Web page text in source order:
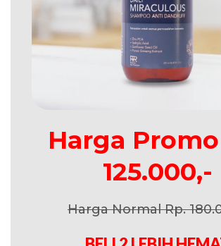
Harga
125.000,-
Harga Normal Rp.